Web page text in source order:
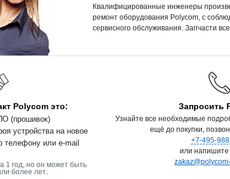
Квалифицированные инженеры
ремонт оборудования Polycom, c
сервисного обслуживания. Запчасти
Polycom это:
(прошивок)
устройства на новое
телефону или e-mail
1 год, но он может быть
более лет.
Запросить
Узнайте все необходимые
ещё до покупки,
+7-495-
или напишите